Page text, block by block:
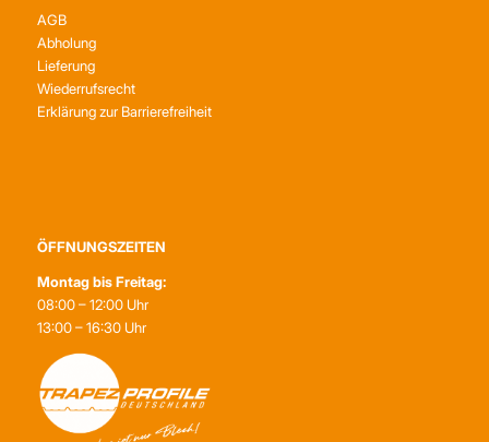
AGB
Abholung
Lieferung
Wiederrufsrecht
Erklärung zur Barrierefreiheit
ÖFFNUNGSZEITEN
Montag bis Freitag:
08:00 – 12:00 Uhr
13:00 – 16:30 Uhr